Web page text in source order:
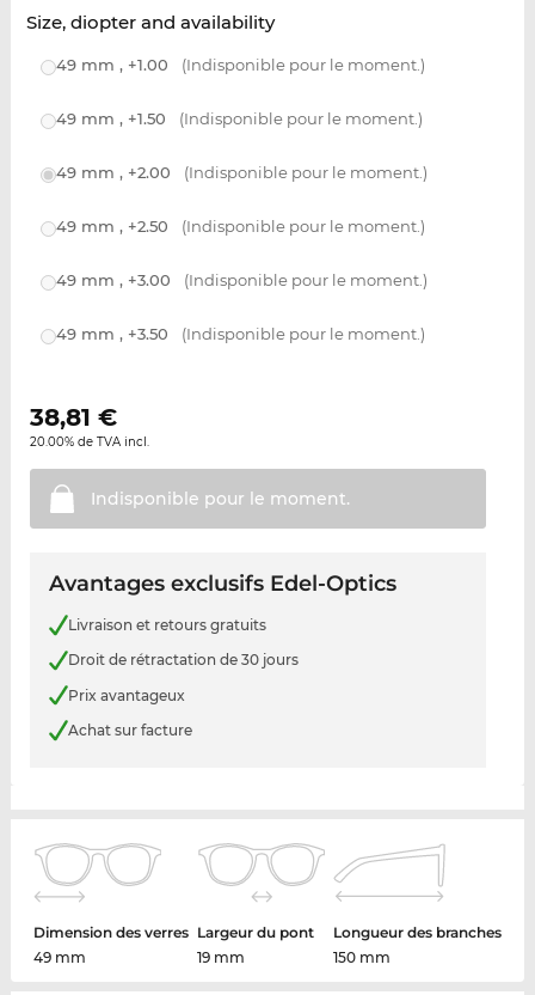
Size, diopter and availability
49 mm , +1.00 (Indisponible pour le moment.)
49 mm , +1.50 (Indisponible pour le moment.)
49 mm , +2.00 (Indisponible pour le moment.)
49 mm , +2.50 (Indisponible pour le moment.)
49 mm , +3.00 (Indisponible pour le moment.)
49 mm , +3.50 (Indisponible pour le moment.)
38,81 €
20.00% de TVA incl.
Indisponible pour le moment.
Avantages exclusifs Edel-Optics
Livraison et retours gratuits
Droit de rétractation de 30 jours
Prix avantageux
Achat sur facture
Dimension des verres
49 mm
Largeur du pont
19 mm
Longueur des branches
150 mm